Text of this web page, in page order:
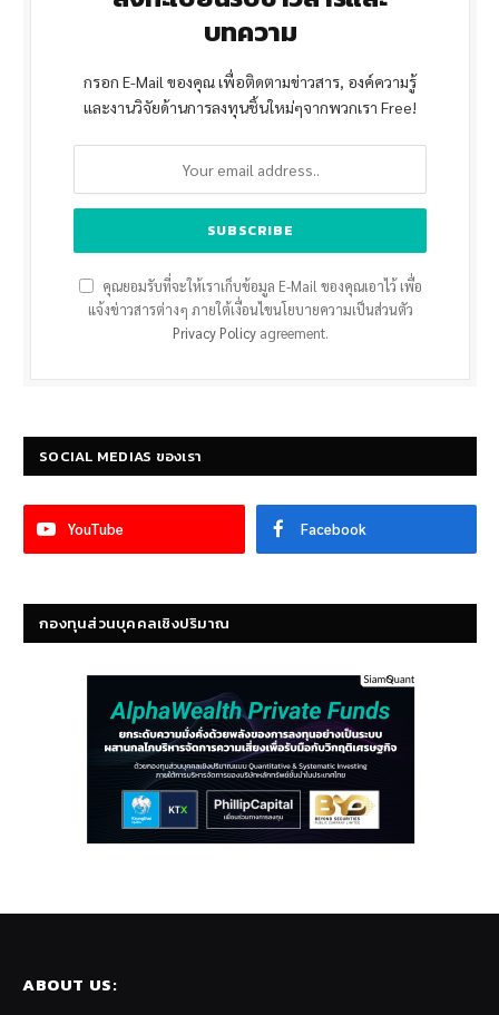
บทความ
กรอก E-Mail ของคุณ เพื่อติดตามข่าวสาร, องค์ความรู้
และงานวิจัยด้านการลงทุนชิ้นใหม่ๆจากพวกเรา Free!
คุณยอมรับที่จะให้เราเก็บข้อมูล E-Mail ของคุณเอาไว้ เพื่อ
แจ้งข่าวสารต่างๆ ภายใต้เงื่อนไขนโยบายความเป็นส่วนตัว
Privacy Policyagreement.
SOCIAL MEDIAS ของเรา
YouTube Facebook
กองทุนส่วนบุคคลเชิงปริมาณ
ABOUT US: